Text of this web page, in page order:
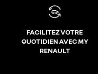
FACILITEZ VOTRE
QUOTIDIEN AVEC MY
RENAULT